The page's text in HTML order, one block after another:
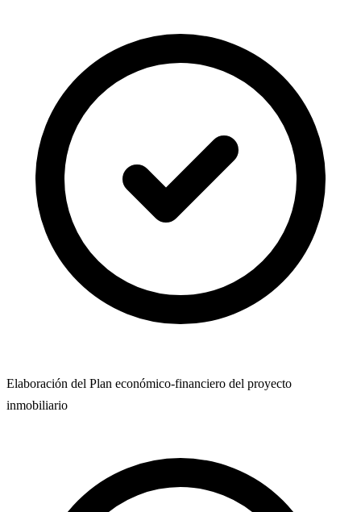
Elaboración del Plan económico-financiero del proyecto
inmobiliario